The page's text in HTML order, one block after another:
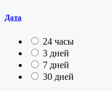
Дата
24 часы
3 дней
7 дней
30 дней